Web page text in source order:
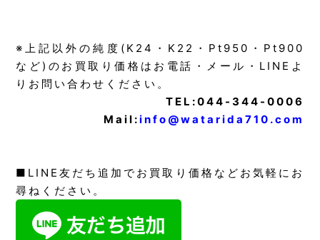
※上記以外の純度(K24・K22・Pt950・Pt900
など)のお買取り価格はお電話・メール・LINEよ
りお問い合わせください。
TEL:044-344-0006
Mail:info@watarida710.com
■LINE友だち追加でお買取り価格などお気軽にお
尋ねください。